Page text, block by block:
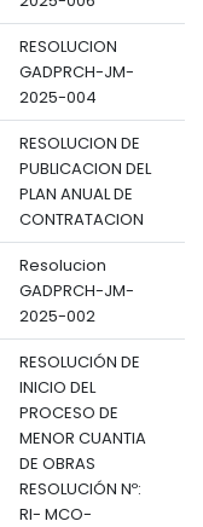
RESOLUCION
GADPRCH-JM-
2025-004
RESOLUCION DE
PUBLICACION DEL
PLAN ANUAL DE
CONTRATACION
Resolucion
GADPRCH-JM-
2025-002
RESOLUCIÓN DE
INICIO DEL
PROCESO DE
MENOR CUANTIA
DE OBRAS
RESOLUCIÓN Nº:
RI- MCO-